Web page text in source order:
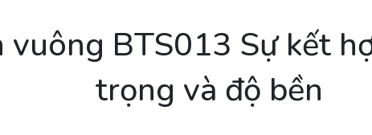
BTS013 Sự kết
trọng và độ bền